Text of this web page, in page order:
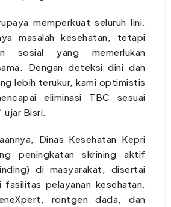
memperkuat seluruh lini.
masalah kesehatan, tetapi
sosial yang memerlukan
Dengan deteksi dini dan
lebih terukur, kami optimistis
eliminasi TBC sesuai
ujar Bisri.
Dinas Kesehatan Kepri
peningkatan skrining aktif
di masyarakat, disertai
pelayanan kesehatan.
rontgen dada, dan